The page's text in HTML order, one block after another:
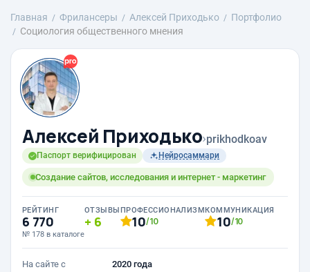
Главная Фрилансеры Алексей Приходько
Портфолио
Социология общественного мнения
Алексей Приходько›prikhodkoav
Паспорт верифицирован Нейросаммари
Создание сайтов, исследования и интернет - маркетинг
РЕЙТИНГ
6 770
№ 178 в каталоге
ОТЗЫВЫ
6
ПРОФЕССИОНАЛИЗМ
10/10
КОММУНИКАЦИЯ
10/10
На сайте с 2020 года